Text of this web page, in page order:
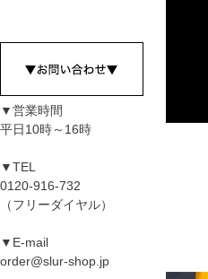
▼営業時間
平日10時～16時
▼TEL
0120-916-732
（フリーダイヤル）
▼E-mail
order@slur-shop.jp